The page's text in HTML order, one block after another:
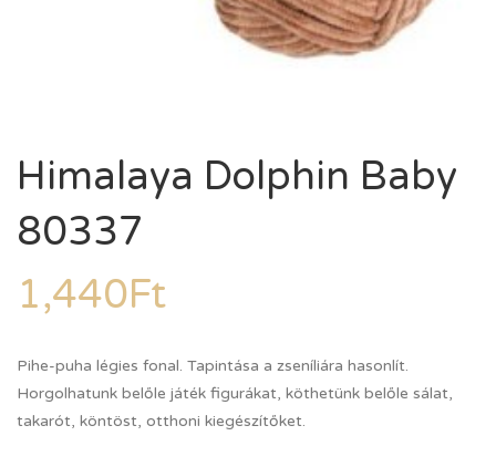
Himalaya Dolphin Baby
80337
1,440Ft
Pihe-puha légies fonal. Tapintása a zseníliára hasonlít.
Horgolhatunk belőle játék figurákat, köthetünk belőle sálat,
takarót, köntöst, otthoni kiegészítőket.